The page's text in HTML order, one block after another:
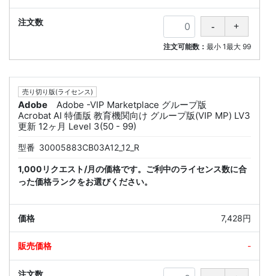
注文可能数： 最小 1最大 99
売り切り版(ライセンス)
Adobe
Adobe -VIP Marketplace グループ版
Acrobat AI 特価版 教育機関向け グループ版(VIP MP) LV3
更新 12ヶ月 Level 3(50 - 99)
型番 30005883CB03A12_12_R
1,000リクエスト/月の価格です。ご利中のライセンス数に合
った価格ランクをお選びください。
7,428円
-